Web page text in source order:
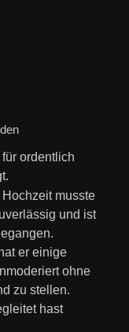
ordentlich
musste
und ist
er einige
ohne
zu stellen.
hast